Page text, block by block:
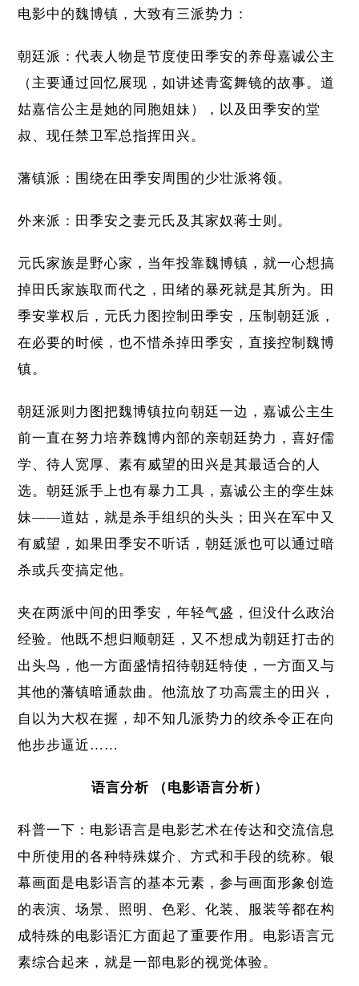
电影中的魏博镇，大致有三派势力：
朝廷派：代表人物是节度使田季安的养母嘉诚公主
（主要通过回忆展现，如讲述青鸾舞镜的故事。道
姑嘉信公主是她的同胞姐妹），以及田季安的堂
叔、现任禁卫军总指挥田兴。
藩镇派：围绕在田季安周围的少壮派将领。
外来派：田季安之妻元氏及其家奴蒋士则。
元氏家族是野心家，当年投靠魏博镇，就一心想搞
掉田氏家族取而代之，田绪的暴死就是其所为。田
季安掌权后，元氏力图控制田季安，压制朝廷派，
在必要的时候，也不惜杀掉田季安，直接控制魏博
镇。
朝廷派则力图把魏博镇拉向朝廷一边，嘉诚公主生
前一直在努力培养魏博内部的亲朝廷势力，喜好儒
学、待人宽厚、素有威望的田兴是其最适合的人
选。朝廷派手上也有暴力工具，嘉诚公主的孪生妹
妹——道姑，就是杀手组织的头头；田兴在军中又
有威望，如果田季安不听话，朝廷派也可以通过暗
杀或兵变搞定他。
夹在两派中间的田季安，年轻气盛，但没什么政治
经验。他既不想归顺朝廷，又不想成为朝廷打击的
出头鸟，他一方面盛情招待朝廷特使，一方面又与
其他的藩镇暗通款曲。他流放了功高震主的田兴，
自以为大权在握，却不知几派势力的绞杀令正在向
他步步逼近……
语言分析 （电影语言分析）
科普一下：电影语言是电影艺术在传达和交流信息
中所使用的各种特殊媒介、方式和手段的统称。银
幕画面是电影语言的基本元素，参与画面形象创造
的表演、场景、照明、色彩、化装、服装等都在构
成特殊的电影语汇方面起了重要作用。电影语言元
素综合起来，就是一部电影的视觉体验。